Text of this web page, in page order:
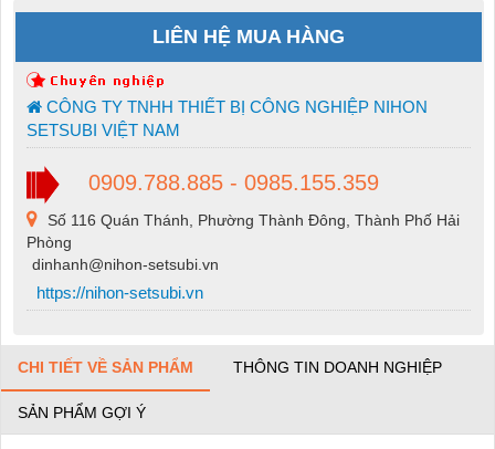
LIÊN HỆ MUA HÀNG
CÔNG TY TNHH THIẾT BỊ CÔNG NGHIỆP NIHON
SETSUBI VIỆT NAM
0909.788.885 - 0985.155.359
Số 116 Quán Thánh, Phường Thành Đông, Thành Phố Hải
Phòng
dinhanh@nihon-setsubi.vn
https://nihon-setsubi.vn
CHI TIẾT VỀ SẢN PHẨM THÔNG TIN DOANH NGHIỆP
SẢN PHẨM GỢI Ý